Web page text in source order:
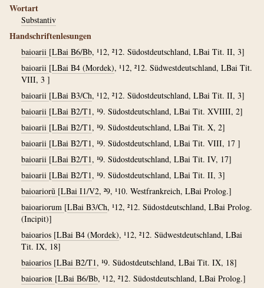
Wortart
Substantiv
Handschriftenlesungen
baioarii [LBai B6/Bb, ¹12, ²12. Südostdeutschland, LBai Tit. II, 3]
baioarii [LBai B4 (Mordek), ¹12, ²12. Südwestdeutschland, LBai Tit.
VIII, 3 ]
baioarii [LBai B3/Ch, ¹12, ²12. Südostdeutschland, LBai Tit. II, 3]
baioarii [LBai B2/T1, ¹9. Südostdeutschland, LBai Tit. XVIIII, 2]
baioarii [LBai B2/T1, ¹9. Südostdeutschland, LBai Tit. X, 2]
baioarii [LBai B2/T1, ¹9. Südostdeutschland, LBai Tit. VIII, 17 ]
baioarii [LBai B2/T1, ¹9. Südostdeutschland, LBai Tit. IV, 17]
baioarii [LBai B2/T1, ¹9. Südostdeutschland, LBai Tit. II, 3]
baioariorũ [LBai I1/V2, ²9, ¹10. Westfrankreich, LBai Prolog.]
baioariorum [LBai B3/Ch, ¹12, ²12. Südostdeutschland, LBai Prolog.
(Incipit)]
baioarios [LBai B4 (Mordek), ¹12, ²12. Südwestdeutschland, LBai
Tit. IX, 18]
baioarios [LBai B2/T1, ¹9. Südostdeutschland, LBai Tit. IX, 18]
baioarioʀ [LBai B6/Bb, ¹12, ²12. Südostdeutschland, LBai Prolog.]